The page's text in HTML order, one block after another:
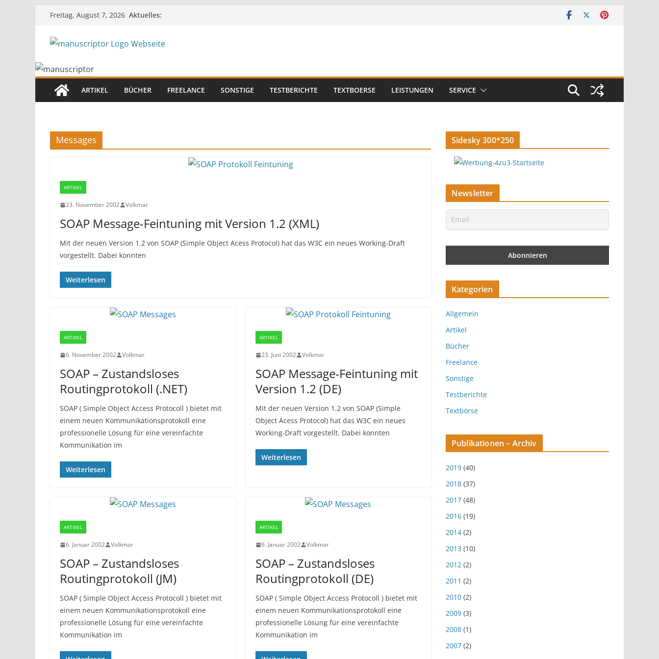
Freitag, August 7, 2026 Aktuelles:
ARTIKEL BÜCHER FREELANCE SONSTIGE TESTBERICHTE TEXTBOERSE LEISTUNGEN SERVICE
Messages
ARTIKEL
23. November 2002 Volkmar
SOAP Message-Feintuning mit Version 1.2 (XML)
Mit der neuen Version 1.2 von SOAP (Simple Object Acess Protocol) hat das W3C ein neues Working-Draft
vorgestellt. Dabei konnten
Weiterlesen
ARTIKEL
6. November 2002 Volkmar
SOAP – Zustandsloses
Routingprotokoll (.NET)
SOAP ( Simple Object Access Protocoll ) bietet mit
einem neuen Kommunikationsprotokoll eine
professionelle Lösung für eine vereinfachte
Kommunikation im
Weiterlesen
ARTIKEL
23. Juni 2002 Volkmar
SOAP Message-Feintuning mit
Version 1.2 (DE)
Mit der neuen Version 1.2 von SOAP (Simple
Object Acess Protocol) hat das W3C ein neues
Working-Draft vorgestellt. Dabei konnten
Weiterlesen
ARTIKEL
6. Januar 2002 Volkmar
SOAP – Zustandsloses
Routingprotokoll (JM)
SOAP ( Simple Object Access Protocoll ) bietet mit
einem neuen Kommunikationsprotokoll eine
professionelle Lösung für eine vereinfachte
Kommunikation im
ARTIKEL
6. Januar 2002 Volkmar
SOAP – Zustandsloses
Routingprotokoll (DE)
SOAP ( Simple Object Access Protocoll ) bietet mit
einem neuen Kommunikationsprotokoll eine
professionelle Lösung für eine vereinfachte
Kommunikation im
Sidesky 300*250
Newsletter
Kategorien
Allgemein
Artikel
Bücher
Freelance
Sonstige
Testberichte
Textbörse
Publikationen – Archiv
2019 (40)
2018 (37)
2017 (48)
2016 (19)
2014 (2)
2013 (10)
2012 (2)
2011 (2)
2010 (2)
2009 (3)
2008 (1)
2007 (2)